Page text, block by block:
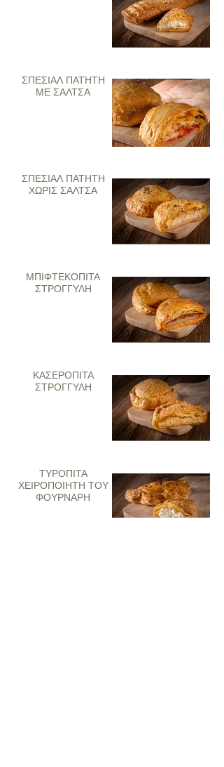
ΣΠΕΣΙΑΛ ΠΑΤΗΤΗ
ΜΕ ΣΑΛΤΣΑ
ΣΠΕΣΙΑΛ ΠΑΤΗΤΗ
ΧΩΡΙΣ ΣΑΛΤΣΑ
ΜΠΙΦΤΕΚΟΠΙΤΑ
ΣΤΡΟΓΓΥΛΗ
ΚΑΣΕΡΟΠΙΤΑ
ΣΤΡΟΓΓΥΛΗ
ΤΥΡΟΠΙΤΑ
ΧΕΙΡΟΠΟΙΗΤΗ ΤΟΥ
ΦΟΥΡΝΑΡΗ